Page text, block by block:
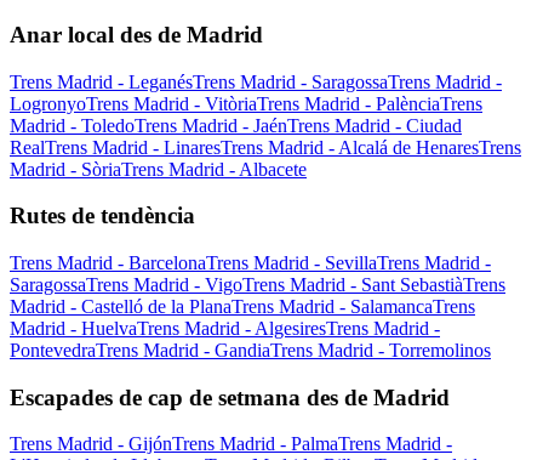
Anar local des de Madrid
Trens Madrid - LeganésTrens Madrid - SaragossaTrens Madrid -
LogronyoTrens Madrid - VitòriaTrens Madrid - PalènciaTrens
Madrid - ToledoTrens Madrid - JaénTrens Madrid - Ciudad
RealTrens Madrid - LinaresTrens Madrid - Alcalá de HenaresTrens
Madrid - SòriaTrens Madrid - Albacete
Rutes de tendència
Trens Madrid - BarcelonaTrens Madrid - SevillaTrens Madrid -
SaragossaTrens Madrid - VigoTrens Madrid - Sant SebastiàTrens
Madrid - Castelló de la PlanaTrens Madrid - SalamancaTrens
Madrid - HuelvaTrens Madrid - AlgesiresTrens Madrid -
PontevedraTrens Madrid - GandiaTrens Madrid - Torremolinos
Escapades de cap de setmana des de Madrid
Trens Madrid - GijónTrens Madrid - PalmaTrens Madrid -